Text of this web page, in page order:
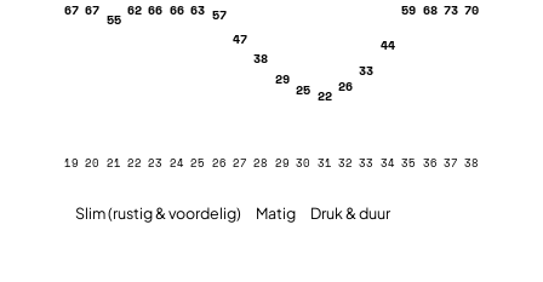
67
19
67
20
55
21
62
22
66
23
66
24
63
25
57
26
47
27
38
28
29
29
25
30
22
31
26
32
33
33
44
34
59
35
68
36
73
37
70
38
Slim (rustig & voordelig) Matig Druk & duur